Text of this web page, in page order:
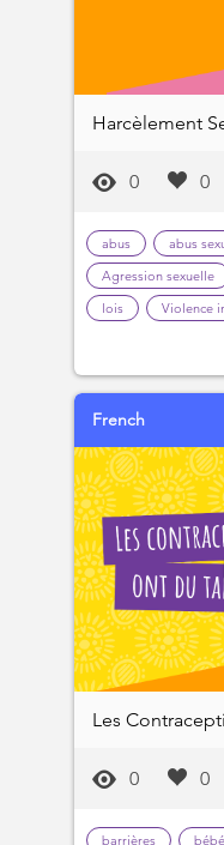
Harcèlement
0 0
abus abus
Agression sexuelle
lois
Violence
French
Les
0 0
barrières